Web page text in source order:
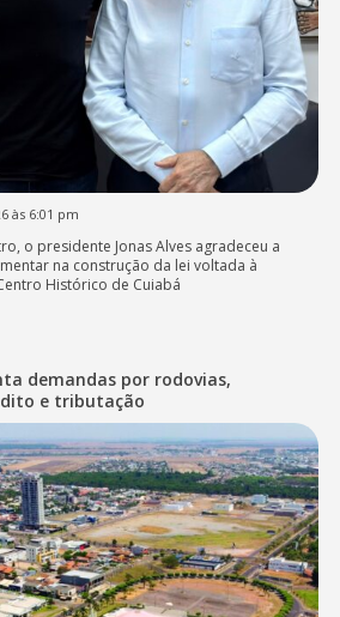
às 6:01 pm
o presidente Jonas Alves agradeceu a
na construção da lei voltada à
Histórico de Cuiabá
demandas por rodovias,
e tributação